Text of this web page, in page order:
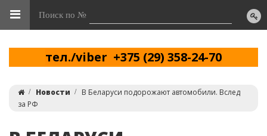
Поиск по №
тел./viber +375 (29) 358-24-70
Новости
В Беларуси подорожают автомобили. Вслед
за РФ